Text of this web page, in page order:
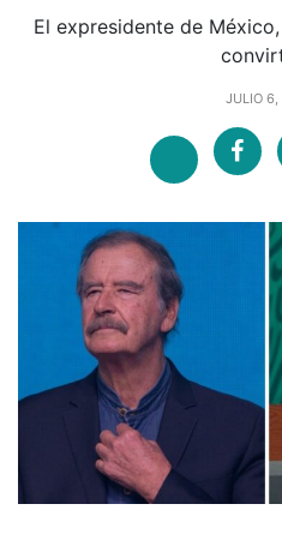
El expresidente de
JULIO 6,